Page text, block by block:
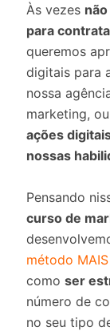
Às vezes
para
queremos
digitais para
nossa
marketing,
ações
nossas
Pensando
curso de
método
como ser
número de
no seu tipo